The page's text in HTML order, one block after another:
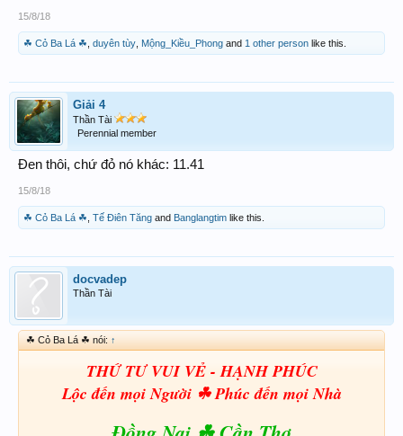
15/8/18
☘ Cỏ Ba Lá ☘ duyên tùy Mộng_Kiều_Phong and 1 other person like this.
Giải 4
Thần Tài
Perennial member
Đen thôi, chứ đỏ nó khác: 11.41
15/8/18
☘ Cỏ Ba Lá ☘ Tế Điên Tăng and Banglangtim like this.
docvadep
Thần Tài
☘ Cỏ Ba Lá ☘ nói: ↑
THỨ TƯ VUI VẺ - HẠNH PHÚC
Lộc đến mọi Người ☘Phúc đến mọi Nhà